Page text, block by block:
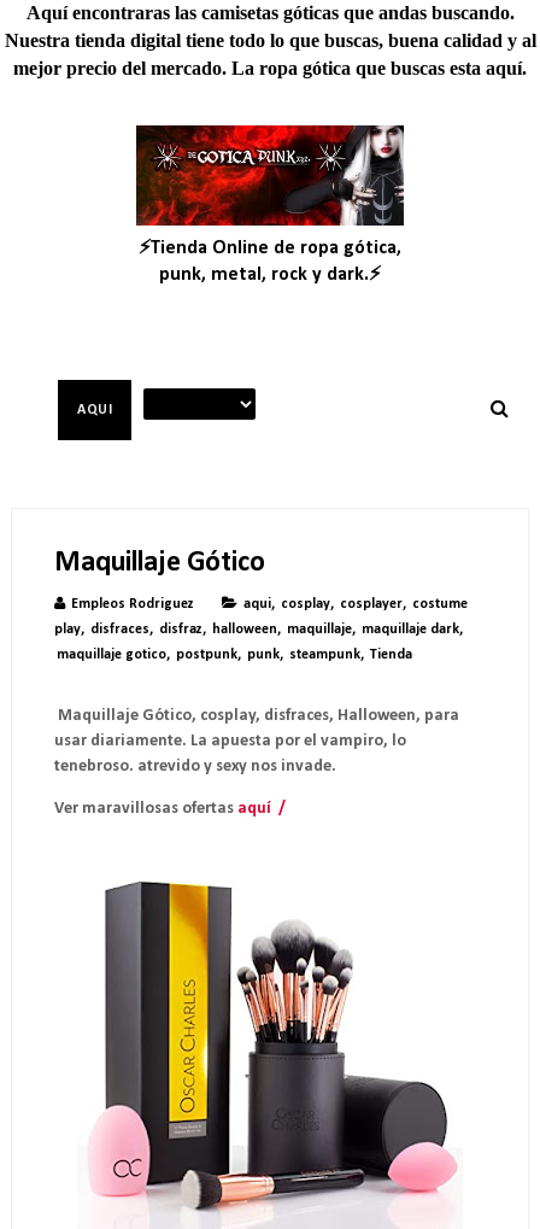
Aquí encontraras las camisetas góticas que andas buscando.
Nuestra tienda digital tiene todo lo que buscas, buena calidad y al
mejor precio del mercado. La ropa gótica que buscas esta aquí.
⚡Tienda Online de ropa gótica,
punk, metal, rock y dark.⚡
AQUI
Maquillaje Gótico
Empleos Rodriguez aqui, cosplay, cosplayer, costume
play, disfraces, disfraz, halloween, maquillaje, maquillaje dark,
maquillaje gotico, postpunk, punk, steampunk, Tienda
Maquillaje Gótico, cosplay, disfraces, Halloween, para
usar diariamente. La apuesta por el vampiro, lo
tenebroso. atrevido y sexy nos invade.
Ver maravillosas ofertas aquí /